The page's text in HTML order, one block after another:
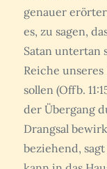
genauer
es, zu sagen,
Satan untertan
Reiche
sollen (Offb.
der Übergang
Drangsal
beziehend,